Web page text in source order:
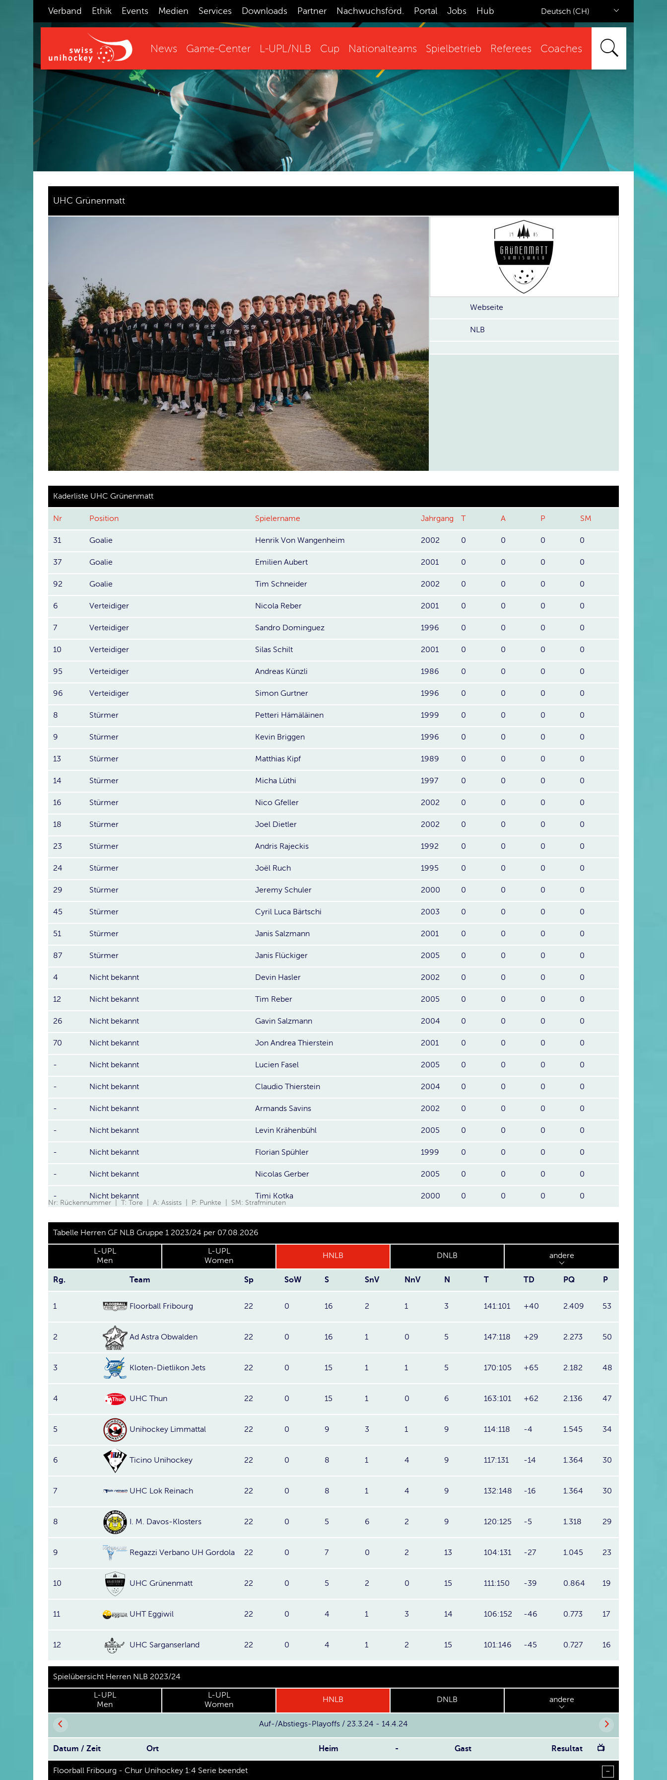
Verband Ethik Events Medien Services Downloads Partner Nachwuchsförd. Portal Jobs Hub Deutsch (CH)
News Game-Center L-UPL/NLB Cup Nationalteams Spielbetrieb Referees Coaches
UHC Grünenmatt
Webseite
NLB
Kaderliste UHC Grünenmatt
Nr Position Spielername Jahrgang T A P SM
31 Goalie Henrik Von Wangenheim 2002 0 0 0 0
37 Goalie Emilien Aubert 2001 0 0 0 0
92 Goalie Tim Schneider 2002 0 0 0 0
6 Verteidiger Nicola Reber 2001 0 0 0 0
7 Verteidiger Sandro Dominguez 1996 0 0 0 0
10 Verteidiger Silas Schilt 2001 0 0 0 0
95 Verteidiger Andreas Künzli 1986 0 0 0 0
96 Verteidiger Simon Gurtner 1996 0 0 0 0
8 Stürmer Petteri Hämäläinen 1999 0 0 0 0
9 Stürmer Kevin Briggen 1996 0 0 0 0
13 Stürmer Matthias Kipf 1989 0 0 0 0
14 Stürmer Micha Lüthi 1997 0 0 0 0
16 Stürmer Nico Gfeller 2002 0 0 0 0
18 Stürmer Joel Dietler 2002 0 0 0 0
23 Stürmer Andris Rajeckis 1992 0 0 0 0
24 Stürmer Joël Ruch 1995 0 0 0 0
29 Stürmer Jeremy Schuler 2000 0 0 0 0
45 Stürmer Cyril Luca Bärtschi 2003 0 0 0 0
51 Stürmer Janis Salzmann 2001 0 0 0 0
87 Stürmer Janis Flückiger 2005 0 0 0 0
4 Nicht bekannt Devin Hasler 2002 0 0 0 0
12 Nicht bekannt Tim Reber 2005 0 0 0 0
26 Nicht bekannt Gavin Salzmann 2004 0 0 0 0
70 Nicht bekannt Jon Andrea Thierstein 2001 0 0 0 0
- Nicht bekannt Lucien Fasel 2005 0 0 0 0
- Nicht bekannt Claudio Thierstein 2004 0 0 0 0
- Nicht bekannt Armands Savins 2002 0 0 0 0
- Nicht bekannt Levin Krähenbühl 2005 0 0 0 0
- Nicht bekannt Florian Spühler 1999 0 0 0 0
- Nicht bekannt Nicolas Gerber 2005 0 0 0 0
- Nicht bekannt Timi Kotka 2000 0 0 0 0
Nr: Rückennummer | T: Tore | A: Assists | P: Punkte | SM: Strafminuten
Tabelle Herren GF NLB Gruppe 1 2023/24 per 07.08.2026
L-UPL
Men
L-UPL
Women
HNLB DNLB andere
Rg. Team Sp SoW S SnV NnV N T TD PQ P
1 Floorball Fribourg 22 0 16 2 1 3 141:101 +40 2.409 53
2 Ad Astra Obwalden 22 0 16 1 0 5 147:118 +29 2.273 50
3 Kloten-Dietlikon Jets 22 0 15 1 1 5 170:105 +65 2.182 48
4 UHC Thun 22 0 15 1 0 6 163:101 +62 2.136 47
5 Unihockey Limmattal 22 0 9 3 1 9 114:118 -4 1.545 34
6 Ticino Unihockey 22 0 8 1 4 9 117:131 -14 1.364 30
7 UHC Lok Reinach 22 0 8 1 4 9 132:148 -16 1.364 30
8 I. M. Davos-Klosters 22 0 5 6 2 9 120:125 -5 1.318 29
9 Regazzi Verbano UH Gordola 22 0 7 0 2 13 104:131 -27 1.045 23
10 UHC Grünenmatt 22 0 5 2 0 15 111:150 -39 0.864 19
11 UHT Eggiwil 22 0 4 1 3 14 106:152 -46 0.773 17
12 UHC Sarganserland 22 0 4 1 2 15 101:146 -45 0.727 16
Spielübersicht Herren NLB 2023/24
L-UPL
Men
L-UPL
Women
HNLB DNLB andere
Auf-/Abstiegs-Playoffs / 23.3.24 - 14.4.24
Datum / Zeit Ort Heim - Gast Resultat 📺
Floorball Fribourg - Chur Unihockey 1:4 Serie beendet